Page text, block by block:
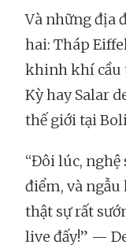
Và những địa
hai: Tháp
khinh khí cầu
Kỳ hay Salar
thế giới tại
“Đôi lúc, nghệ
điểm, và ngẫu
thật sự rất
live đấy!” —